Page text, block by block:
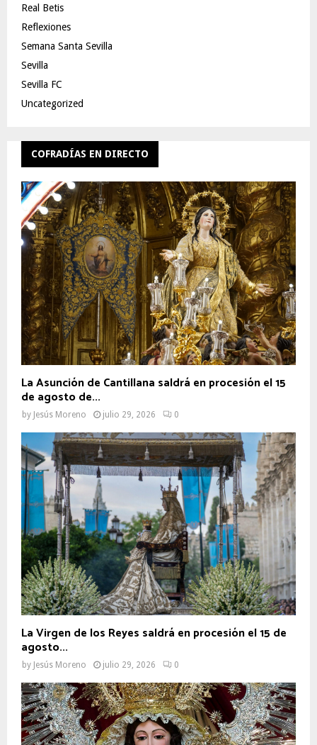
Real Betis
Reflexiones
Semana Santa Sevilla
Sevilla
Sevilla FC
Uncategorized
COFRADÍAS EN DIRECTO
La Asunción de Cantillana saldrá en procesión el 15
de agosto de...
by Jesús Moreno julio 29, 2026 0
La Virgen de los Reyes saldrá en procesión el 15 de
agosto...
by Jesús Moreno julio 29, 2026 0